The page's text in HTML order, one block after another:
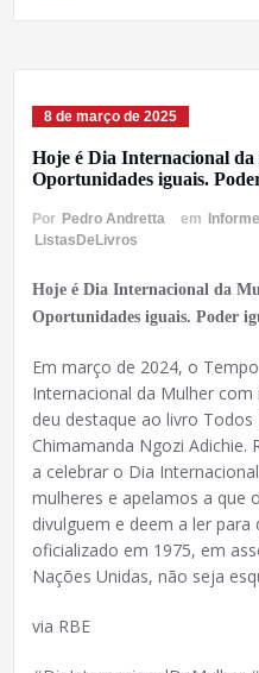
8 de março de 2025
Hoje é Dia Internacional
Oportunidades iguais.
Por Pedro Andretta em
ListasDeLivros
Hoje é Dia Internacional da
Oportunidades iguais. Poder
Em março de 2024, o
Internacional da Mulher
deu destaque ao livro
Chimamanda Ngozi Adichie.
a celebrar o Dia
mulheres e apelamos a que
divulguem e deem a ler
oficializado em 1975, em
Nações Unidas, não seja
via RBE